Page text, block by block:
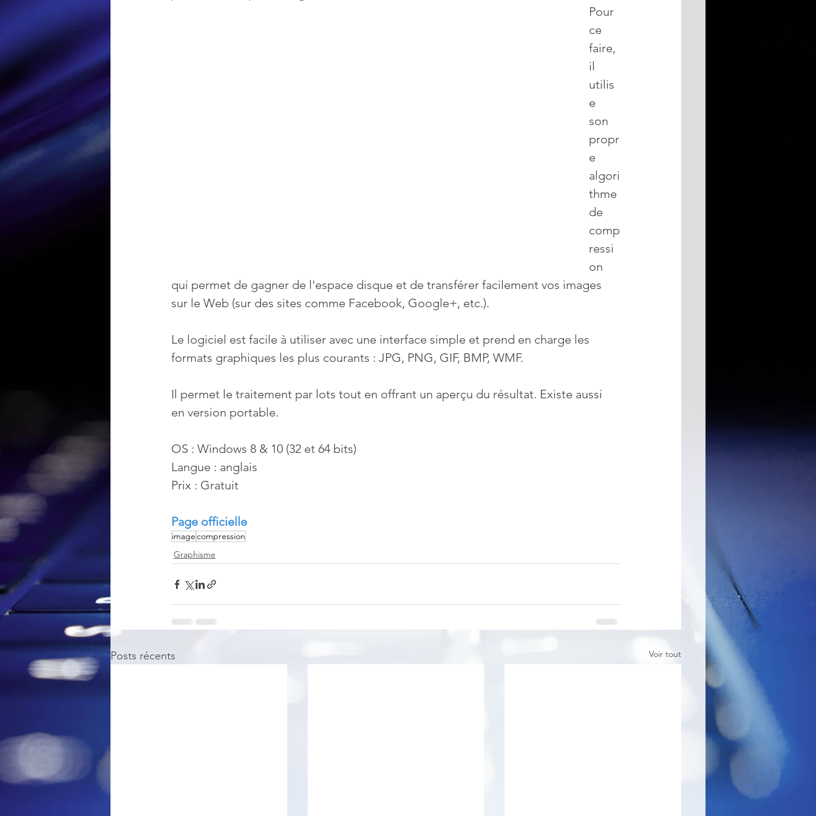
Pour
ce
faire,
il
utilis
e
son
propr
e
algori
thme
de
comp
ressi
on
qui permet de gagner de l'espace disque et de transférer facilement vos images
sur le Web (sur des sites comme Facebook, Google+, etc.).
Le logiciel est facile à utiliser avec une interface simple et prend en charge les
formats graphiques les plus courants : JPG, PNG, GIF, BMP, WMF.
Il permet le traitement par lots tout en offrant un aperçu du résultat. Existe aussi
en version portable.
OS : Windows 8 & 10 (32 et 64 bits)
Langue : anglais
Prix : Gratuit
Page officielle
imagecompression
Graphisme
Posts récents Voir tout